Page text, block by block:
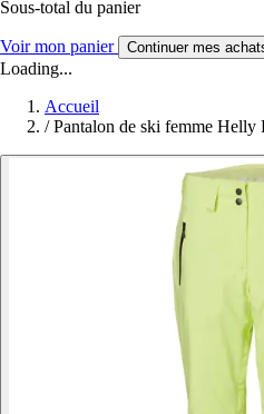
Sous-total du panier
Voir mon panier Continuer mes
Loading...
Accueil
/ Pantalon de ski femme Helly